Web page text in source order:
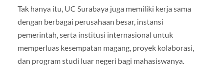
Tak hanya itu, UC Surabaya juga memiliki kerja sama
dengan berbagai perusahaan besar, instansi
pemerintah, serta institusi internasional untuk
memperluas kesempatan magang, proyek kolaborasi,
dan program studi luar negeri bagi mahasiswanya.